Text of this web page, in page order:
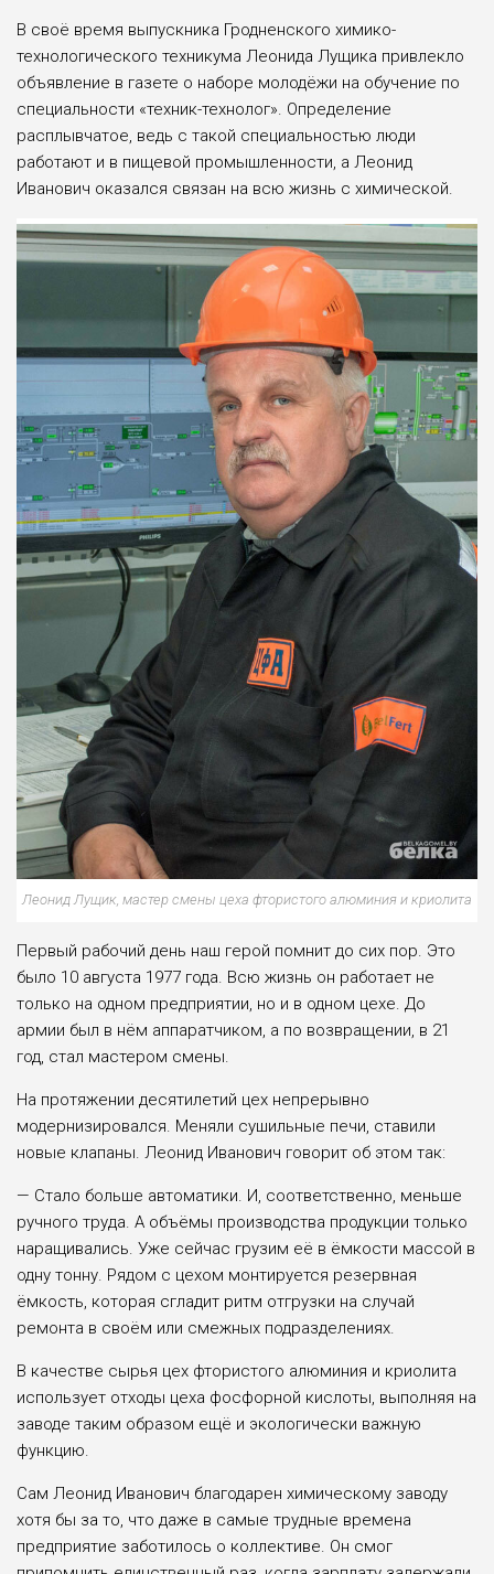
В своё время выпускника Гродненского химико-
технологического техникума Лео­нида Лущика привлекло
объявление в газете о наборе молодёжи на обучение по
спе­циальности «техник-технолог». Определение
расплывчатое, ведь с такой специаль­ностью люди
работают и в пищевой промышленности, а Леонид
Иванович оказался связан на всю жизнь с химической.
Леонид Лущик, мастер смены цеха фтористого алюминия и криолита
Первый рабочий день наш герой помнит до сих пор. Это
было 10 августа 1977 года. Всю жизнь он работает не
только на одном предприятии, но и в одном цехе. До
армии был в нём аппаратчиком, а по возвращении, в 21
год, стал мастером смены.
На протяжении десятилетий цех непрерывно
модернизировался. Меняли сушиль­ные печи, ставили
новые клапаны. Леонид Иванович говорит об этом так:
— Стало больше автоматики. И, соответственно, меньше
ручного труда. А объ­ёмы производства продукции только
наращивались. Уже сейчас грузим её в ёмкости массой в
одну тонну. Рядом с цехом монтируется резервная
ёмкость, которая сгладит ритм отгрузки на случай
ремонта в своём или смежных подразделениях.
В качестве сырья цех фтористого алюминия и криолита
использует отходы цеха фосфорной кислоты, выполняя на
заводе таким образом ещё и экологически важную
функцию.
Сам Леонид Иванович благодарен химическому заводу
хотя бы за то, что даже в самые трудные времена
предприятие заботилось о коллективе. Он смог